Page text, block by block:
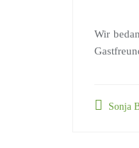
Wir
Sonja